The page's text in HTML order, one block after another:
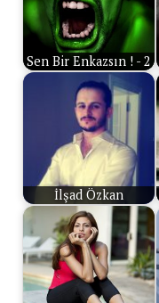
Sen Bir Enkazsın ! - 2
İlşad Özkan